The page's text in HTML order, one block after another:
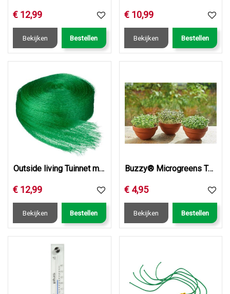
€ 12,99
Bekijken Bestellen
€ 10,99
Bekijken Bestellen
Outside living Tuinnet mono l10b4m groen
€ 12,99
Bekijken Bestellen
Buzzy® Microgreens Terra Schaaltje Rode Mizuna
€ 4,95
Bekijken Bestellen